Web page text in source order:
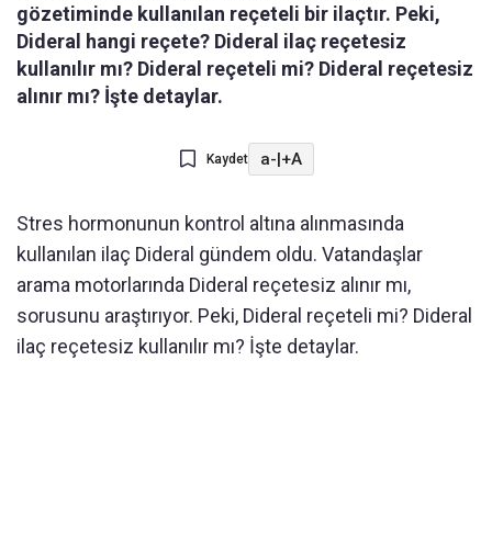
gözetiminde kullanılan reçeteli bir ilaçtır. Peki,
Dideral hangi reçete? Dideral ilaç reçetesiz
kullanılır mı? Dideral reçeteli mi? Dideral reçetesiz
alınır mı? İşte detaylar.
Kaydet a-|+A
Stres hormonunun kontrol altına alınmasında
kullanılan ilaç Dideral gündem oldu. Vatandaşlar
arama motorlarında Dideral reçetesiz alınır mı,
sorusunu araştırıyor. Peki, Dideral reçeteli mi? Dideral
ilaç reçetesiz kullanılır mı? İşte detaylar.